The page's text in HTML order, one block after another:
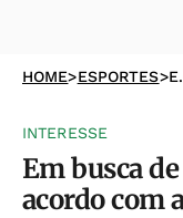
HOME>ESPORTES>
INTERESSE
Em busca
acordo com